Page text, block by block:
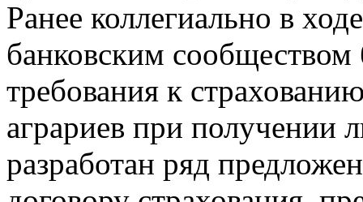
Ранее коллегиально в
банковским
требования к
аграриев при получении
разработан ряд